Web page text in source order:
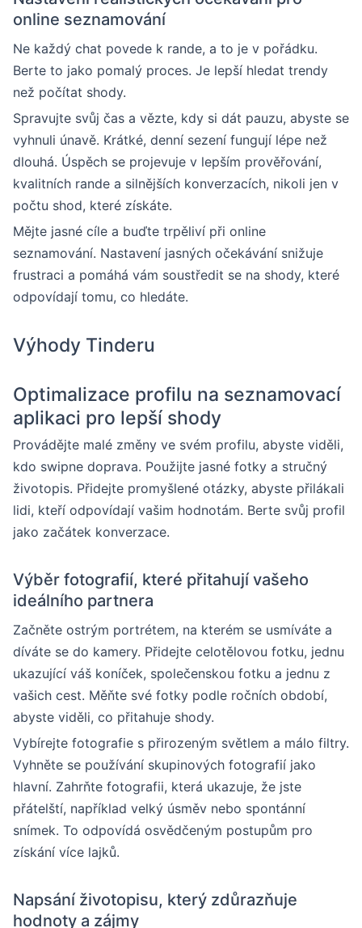
online seznamování
Ne každý chat povede k rande, a to je v pořádku.
Berte to jako pomalý proces. Je lepší hledat trendy
než počítat shody.
Spravujte svůj čas a vězte, kdy si dát pauzu, abyste se
vyhnuli únavě. Krátké, denní sezení fungují lépe než
dlouhá. Úspěch se projevuje v lepším prověřování,
kvalitních rande a silnějších konverzacích, nikoli jen v
počtu shod, které získáte.
Mějte jasné cíle a buďte trpěliví při online
seznamování. Nastavení jasných očekávání snižuje
frustraci a pomáhá vám soustředit se na shody, které
odpovídají tomu, co hledáte.
Výhody Tinderu
Optimalizace profilu na seznamovací
aplikaci pro lepší shody
Provádějte malé změny ve svém profilu, abyste viděli,
kdo swipne doprava. Použijte jasné fotky a stručný
životopis. Přidejte promyšlené otázky, abyste přilákali
lidi, kteří odpovídají vašim hodnotám. Berte svůj profil
jako začátek konverzace.
Výběr fotografií, které přitahují vašeho
ideálního partnera
Začněte ostrým portrétem, na kterém se usmíváte a
díváte se do kamery. Přidejte celotělovou fotku, jednu
ukazující váš koníček, společenskou fotku a jednu z
vašich cest. Měňte své fotky podle ročních období,
abyste viděli, co přitahuje shody.
Vybírejte fotografie s přirozeným světlem a málo filtry.
Vyhněte se používání skupinových fotografií jako
hlavní. Zahrňte fotografii, která ukazuje, že jste
přátelští, například velký úsměv nebo spontánní
snímek. To odpovídá osvědčeným postupům pro
získání více lajků.
Napsání životopisu, který zdůrazňuje
hodnoty a zájmy